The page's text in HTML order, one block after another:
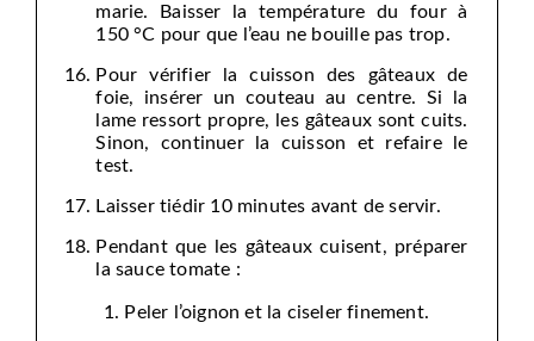
marie. Baisser la température du four à
150 °C pour que l’eau ne bouille pas trop.
Pour vérifier la cuisson des gâteaux de
foie, insérer un couteau au centre. Si la
lame ressort propre, les gâteaux sont cuits.
Sinon, continuer la cuisson et refaire le
test.
Laisser tiédir 10 minutes avant de servir.
Pendant que les gâteaux cuisent, préparer
la sauce tomate :
Peler l’oignon et la ciseler finement.